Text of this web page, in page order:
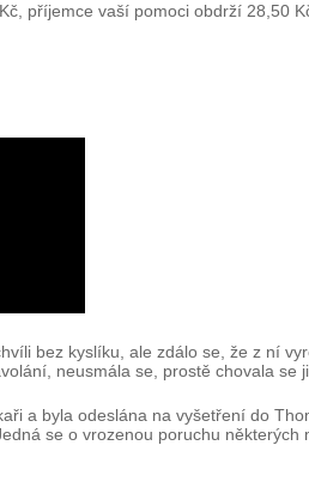
příjemce vaší pomoci obdrží 28,50
bez kyslíku, ale zdálo se, že z ní
neusmála se, prostě chovala se
a byla odeslána na vyšetření do
se o vrozenou poruchu